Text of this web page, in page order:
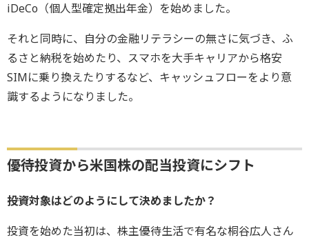
iDeCo（個人型確定拠出年金）を始めました。
それと同時に、自分の金融リテラシーの無さに気づき、ふ
るさと納税を始めたり、スマホを大手キャリアから格安
SIMに乗り換えたりするなど、キャッシュフローをより意
識するようになりました。
優待投資から米国株の配当投資にシフト
――投資対象はどのようにして決めましたか？
投資を始めた当初は、株主優待生活で有名な桐谷広人さん